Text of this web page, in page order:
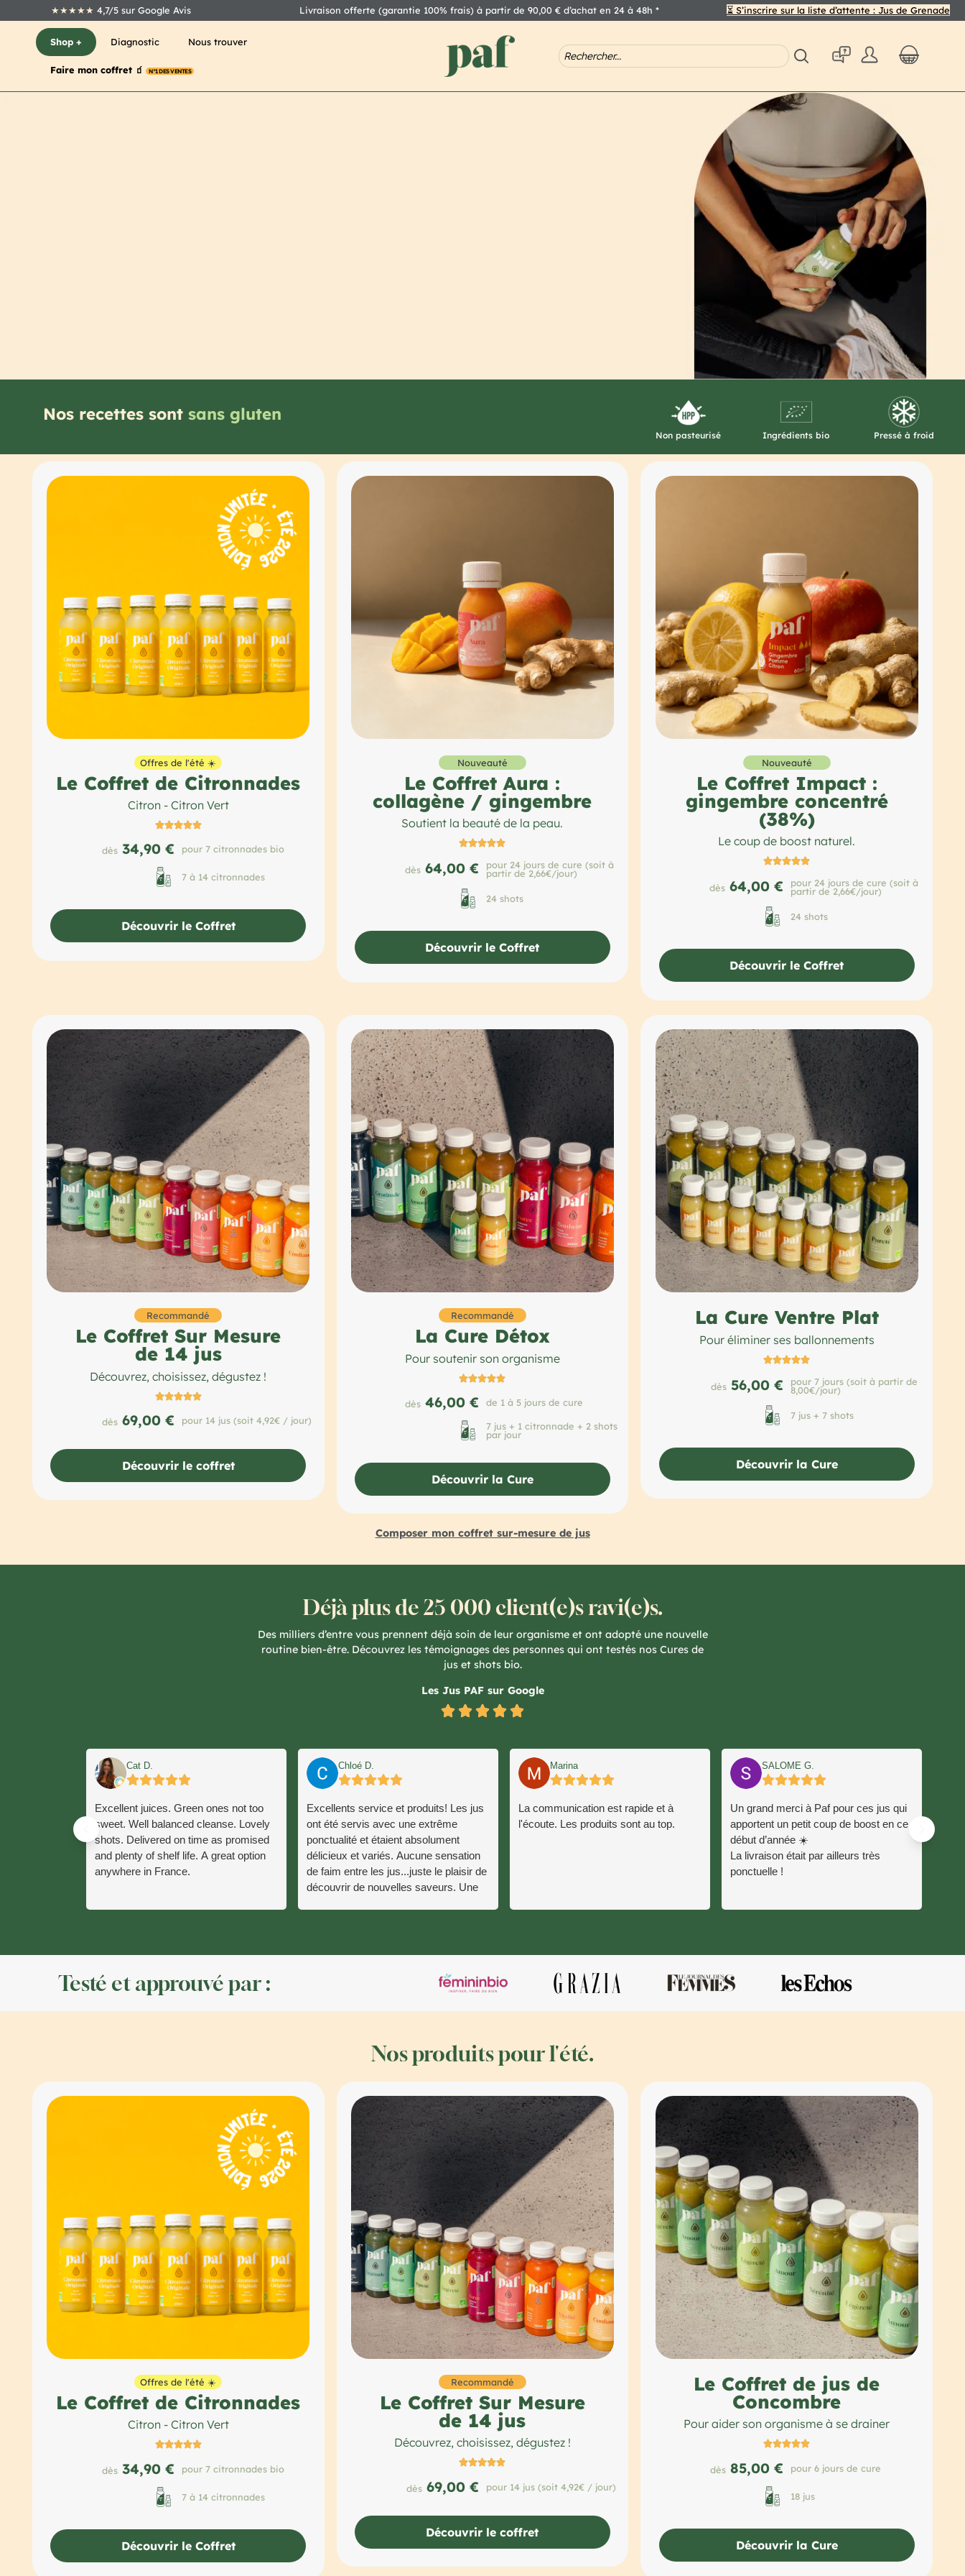
★★★★★ 4,7/5 sur Google Avis Livraison offerte (garantie 100% frais) à partir de 90,00 € d’achat en 24 à 48h * ⏳ S’inscrire sur la liste d’attente : Jus de Grenade
Shop + Diagnostic Nous trouver
Faire mon coffret 🧃 N°1 DES VENTES
jus bio pour l'été.
Une manière simple d'intégrer des jus bio et pressés
à froid dans votre routine, de façon souple et
★★★★★Comme +10 000 autres client(e)s
Nos recettes sont sans additifs
Non pasteurisé Ingrédients bio Pressé à froid
Offres de l'été ☀️
Le Coffret de Citronnades
Citron - Citron Vert

dès 34,90 € pour 7 citronnades bio
7 à 14 citronnades
Découvrir le Coffret
Nouveauté
Le Coffret Aura :
collagène / gingembre
Soutient la beauté de la peau.

dès64,00 € pour 24 jours de cure (soit à
partir de 2,66€/jour)
24 shots
Découvrir le Coffret
Nouveauté
Le Coffret Impact :
gingembre concentré
(38%)
Le coup de boost naturel.

dès64,00 € pour 24 jours de cure (soit à
partir de 2,66€/jour)
24 shots
Découvrir le Coffret
Recommandé
Le Coffret Sur Mesure
de 14 jus
Découvrez, choisissez, dégustez !

dès 69,00 € pour 14 jus (soit 4,92€ / jour)
Découvrir le coffret
Recommandé
La Cure Détox
Pour soutenir son organisme

dès46,00 € de 1 à 5 jours de cure
7 jus + 1 citronnade + 2 shots
par jour
Découvrir la Cure
La Cure Ventre Plat
Pour éliminer ses ballonnements

dès56,00 € pour 7 jours (soit à partir de
8,00€/jour)
7 jus + 7 shots
Découvrir la Cure
Composer mon coffret sur-mesure de jus
Déjà plus de 25 000 client(e)s ravi(e)s.
Des milliers d’entre vous prennent déjà soin de leur organisme et ont adopté une nouvelle
routine bien-être. Découvrez les témoignages des personnes qui ont testés nos Cures de
jus et shots bio.
Les Jus PAF sur Google
    
Cat D.
Excellent juices. Green ones not too
sweet. Well balanced cleanse. Lovely
shots. Delivered on time as promised
and plenty of shelf life. A great option
anywhere in France.
Chloé D.
Excellents service et produits! Les jus
ont été servis avec une extrême
ponctualité et étaient absolument
délicieux et variés. Aucune sensation
de faim entre les jus...juste le plaisir de
découvrir de nouvelles saveurs. Une
Marina
La communication est rapide et à
l'écoute. Les produits sont au top.
SALOME G.
Un grand merci à Paf pour ces jus qui
apportent un petit coup de boost en ce
début d’année ☀️
La livraison était par ailleurs très
ponctuelle !
Testé et approuvé par :
Nos produits pour l'été.
Offres de l'été ☀️
Le Coffret de Citronnades
Citron - Citron Vert

dès 34,90 € pour 7 citronnades bio
7 à 14 citronnades
Découvrir le Coffret
Recommandé
Le Coffret Sur Mesure
de 14 jus
Découvrez, choisissez, dégustez !

dès69,00 € pour 14 jus (soit 4,92€ / jour)
Découvrir le coffret
Le Coffret de jus de
Concombre
Pour aider son organisme à se drainer

dès85,00 € pour 6 jours de cure
18 jus
Découvrir la Cure